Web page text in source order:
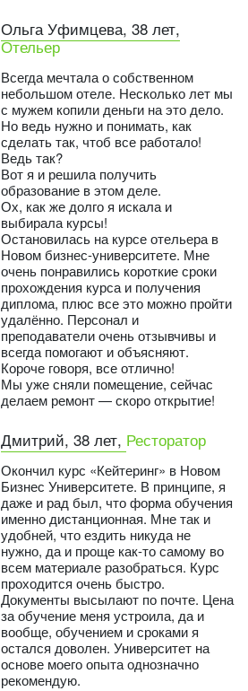
Ольга Уфимцева, 38 лет,
Отельер
Всегда мечтала о собственном
небольшом отеле. Несколько лет мы
с мужем копили деньги на это дело.
Но ведь нужно и понимать, как
сделать так, чтоб все работало!
Ведь так?
Вот я и решила получить
образование в этом деле.
Ох, как же долго я искала и
выбирала курсы!
Остановилась на курсе отельера в
Новом бизнес-университете. Мне
очень понравились короткие сроки
прохождения курса и получения
диплома, плюс все это можно пройти
удалённо. Персонал и
преподаватели очень отзывчивы и
всегда помогают и объясняют.
Короче говоря, все отлично!
Мы уже сняли помещение, сейчас
делаем ремонт — скоро открытие!
Дмитрий, 38 лет, Ресторатор
Окончил курс «Кейтеринг» в Новом
Бизнес Университете. В принципе, я
даже и рад был, что форма обучения
именно дистанционная. Мне так и
удобней, что ездить никуда не
нужно, да и проще как-то самому во
всем материале разобраться. Курс
проходится очень быстро.
Документы высылают по почте. Цена
за обучение меня устроила, да и
вообще, обучением и сроками я
остался доволен. Университет на
основе моего опыта однозначно
рекомендую.